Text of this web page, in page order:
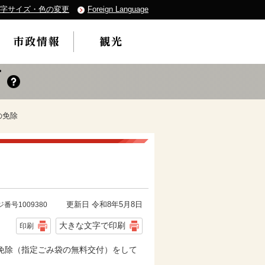
サイズ・色の変更 Foreign Language
免除
番号1009380 更新日 令和8年5月8日
印刷 大きな文字で印刷
（指定ごみ袋の無料交付）をして